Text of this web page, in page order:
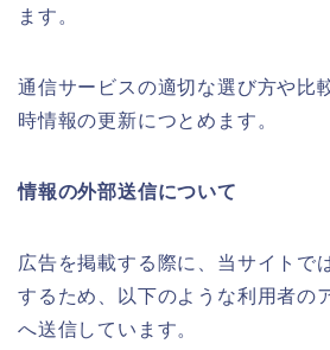
ます。
通信サービスの適切な選び方や比
時情報の更新につとめます。
情報の外部送信について
広告を掲載する際に、当サイトで
するため、以下のような利用者の
へ送信しています。